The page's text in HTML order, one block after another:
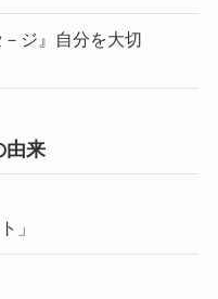
ジ』自分を大切
由来
」